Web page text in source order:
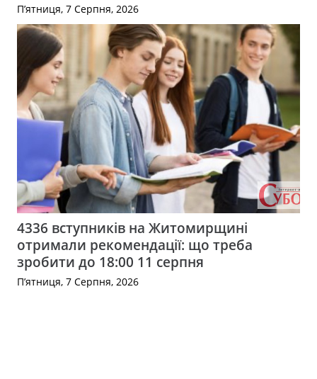
П’ятниця, 7 Серпня, 2026
4336 вступників на Житомирщині
отримали рекомендації: що треба
зробити до 18:00 11 серпня
П’ятниця, 7 Серпня, 2026